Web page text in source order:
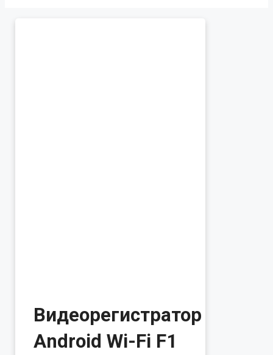
Видеорегистратор
Android Wi-Fi F1